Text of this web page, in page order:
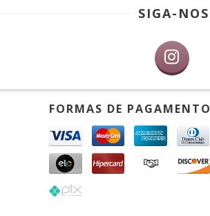
SIGA-NOS
FORMAS DE PAGAMENTO